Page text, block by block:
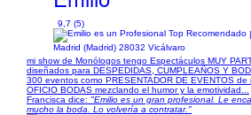
9,7 (5)
|
Madrid (Madrid) 28032 Vicálvaro
mi show de Monólogos tengo Espectáculos MUY
diseñados para DESPEDIDAS, CUMPLEAÑOS Y
300 eventos como PRESENTADOR DE EVENTOS de
OFICIO BODAS mezclando el humor y la emotividad...
Francisca dice: "Emilio es un gran profesional. Le
mucho la boda. Lo volvería a contratar."